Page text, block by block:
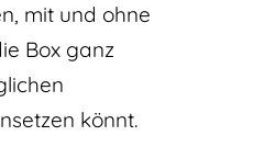
mit und ohne
Box ganz
könnt.